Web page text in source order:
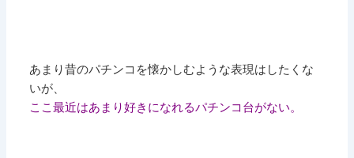
あまり昔のパチンコを懐かしむような表現はしたくな
いが、
ここ最近はあまり好きになれるパチンコ台がない。